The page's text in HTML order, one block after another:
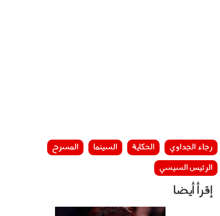
رجاء الجداوي الحكاية السينما
المسرح
الرئيس السيسي
إقرأ أيضا